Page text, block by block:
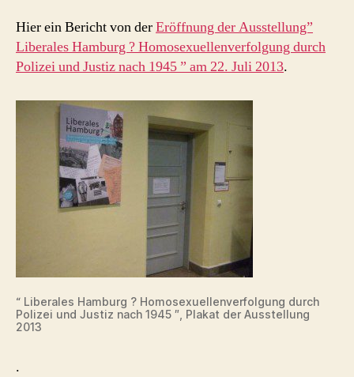
Hier ein Bericht von derEröffnung der Ausstellung”
Liberales Hamburg ? Homosexuellenverfolgung durch
Polizei und Justiz nach 1945 ” am 22. Juli 2013.
“ Liberales Hamburg ? Homosexuellenverfolgung durch
Polizei und Justiz nach 1945 ″, Plakat der Ausstellung
2013
.